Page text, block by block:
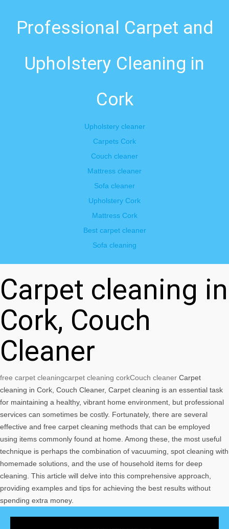
Professional Carpet and
Upholstery Cleaning in
Cork
Upholstery cleaner
Carpets Cork
Couch cleaner
Mattress cleaner
Sofa cleaner
Upholstery Cork
Mattress Cork
Best carpet cleaner
Sofa cleaning
Carpet cleaning in
Cork, Couch
Cleaner
free carpet cleaningcarpet cleaning corkCouch cleaner Carpet
cleaning in Cork, Couch Cleaner, Carpet cleaning is an essential task
for maintaining a healthy, vibrant home environment, but professional
services can sometimes be costly. Fortunately, there are several
effective and free carpet cleaning methods that can be employed
using items commonly found at home. Among these, the most useful
technique is perhaps the combination of vacuuming, spot cleaning with
homemade solutions, and the use of household items for deep
cleaning. This article will delve into this comprehensive approach,
providing examples and tips for achieving the best results without
spending extra money.